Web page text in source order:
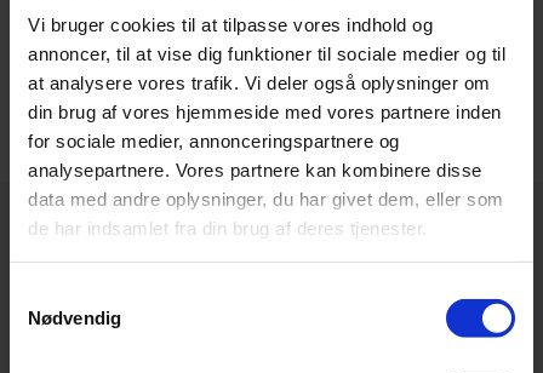
Vi bruger cookies til at tilpasse vores indhold og
annoncer, til at vise dig funktioner til sociale medier og til
at analysere vores trafik. Vi deler også oplysninger om
din brug af vores hjemmeside med vores partnere inden
for sociale medier, annonceringspartnere og
analysepartnere. Vores partnere kan kombinere disse
data med andre oplysninger, du har givet dem, eller som
de har indsamlet fra din brug af deres tjenester.
Nødvendig
anbefaler vi, at du søger professionel og personlig
rådgivning. Du er naturligvis velkommen til atkontakte
Beierholm.